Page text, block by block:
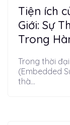
Tiện ích
Giới: Sự
Trong
Trong thời
(Embedded
thà...